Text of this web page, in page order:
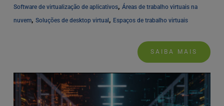
Software de virtualização de aplicativos, Áreas de trabalho virtuais na
nuvem, Soluções de desktop virtual, Espaços de trabalho virtuais
SAIBA MAIS